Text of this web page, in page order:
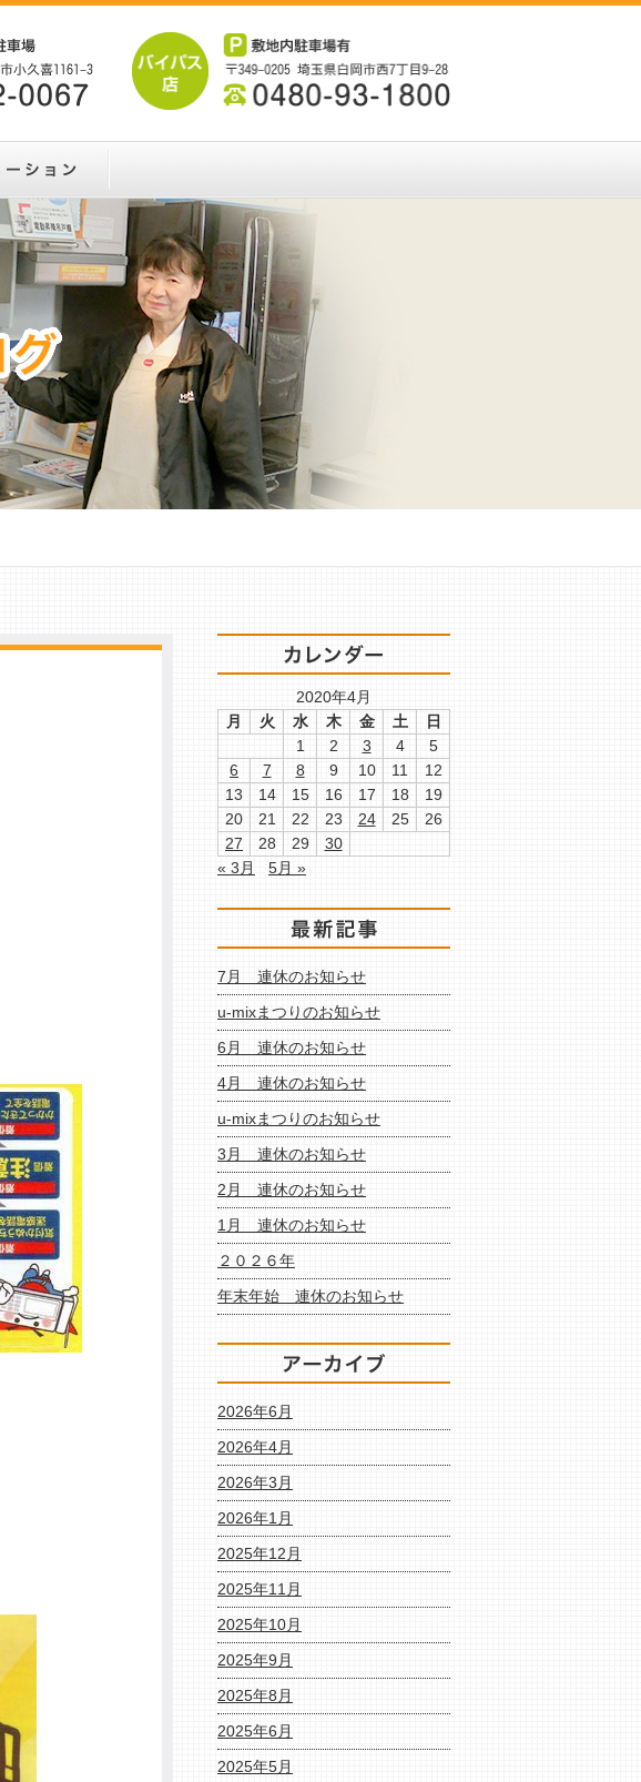
2020年4月
月
火 水 木 金 土
日
1
2 3 4
5
6
7 8 9 10 11
12
13
14 15 16 17 18
19
20
21 22 23 24 25
26
27
28 29
30
« 3月
5月 »
7月 連休のお知らせ
u-mixまつりのお知らせ
6月 連休のお知らせ
4月 連休のお知らせ
u-mixまつりのお知らせ
3月 連休のお知らせ
2月 連休のお知らせ
1月 連休のお知らせ
２０２６年
年末年始 連休のお知らせ
2026年6月
2026年4月
2026年3月
2026年1月
2025年12月
2025年11月
2025年10月
2025年9月
2025年8月
2025年6月
2025年5月